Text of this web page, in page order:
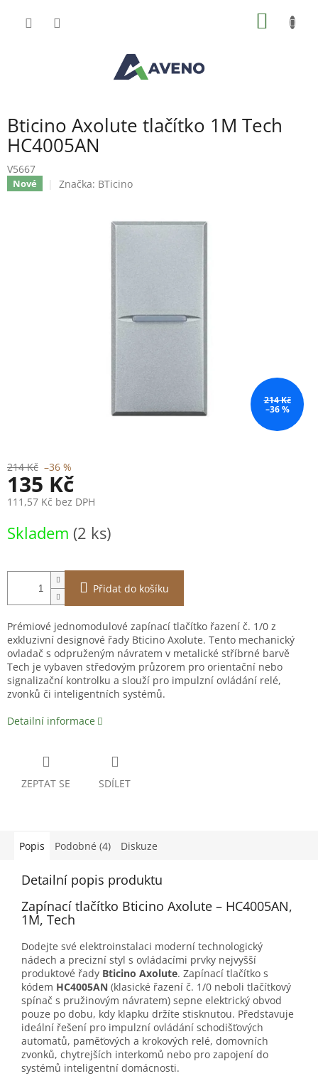
Bticino Axolute tlačítko 1M Tech
HC4005AN
V5667
Nové Značka: BTicino
214 Kč
–36 %
214 Kč –36 %
135 Kč
111,57 Kč bez DPH
cena:
Skladem (2 ks)
Přidat do košíku
Prémiové jednomodulové zapínací tlačítko řazení č. 1/0 z
exkluzivní designové řady Bticino Axolute. Tento mechanický
ovladač s odpruženým návratem v metalické stříbrné barvě
Tech je vybaven středovým průzorem pro orientační nebo
signalizační kontrolku a slouží pro impulzní ovládání relé,
zvonků či inteligentních systémů.
Detailní informace
ZEPTAT SE SDÍLET
Popis Podobné (4) Diskuze
Detailní popis produktu
Zapínací tlačítko Bticino Axolute – HC4005AN,
1M, Tech
Dodejte své elektroinstalaci moderní technologický
nádech a precizní styl s ovládacími prvky nejvyšší
produktové řady Bticino Axolute. Zapínací tlačítko s
kódem HC4005AN (klasické řazení č. 1/0 neboli tlačítkový
spínač s pružinovým návratem) sepne elektrický obvod
pouze po dobu, kdy klapku držíte stisknutou. Představuje
ideální řešení pro impulzní ovládání schodišťových
automatů, paměťových a krokových relé, domovních
zvonků, chytrejších interkomů nebo pro zapojení do
systémů inteligentní domácnosti.